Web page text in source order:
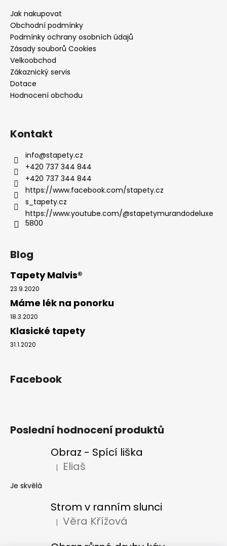
Jak nakupovat
Obchodní podmínky
Podmínky ochrany osobních údajů
Zásady souborů Cookies
Velkoobchod
Zákaznický servis
Dotace
Hodnocení obchodu
Kontakt
info@stapety.cz
+420 737 344 844
+420 737 344 844
https://www.facebook.com/stapety.cz
s_tapety.cz
https://www.youtube.com/@stapetymurandodeluxe
5800
Blog
Tapety Malvis®
23.9.2020
Máme lék na ponorku
18.3.2020
Klasické tapety
31.1.2020
Facebook
Poslední hodnocení produktů
Obraz - Spící liška
Hodnocení produktu je 5 z 5 hvězdiček.
| Eliaš
Je skvělá
Strom v ranním slunci
Hodnocení produktu je 5 z 5 hvězdiček.
| Věra Křížová